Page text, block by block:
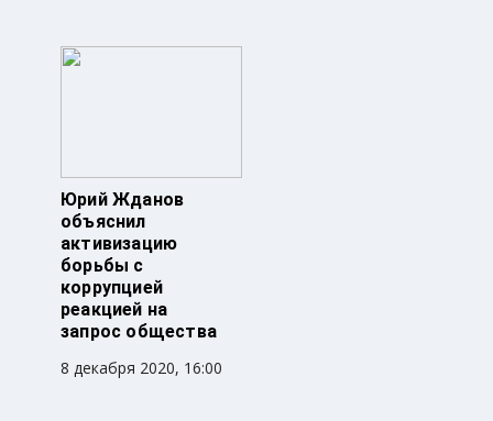
Юрий Жданов
объяснил
активизацию
борьбы с
коррупцией
реакцией на
запрос общества
8 декабря 2020, 16:00